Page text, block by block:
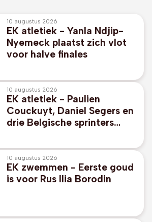
10 augustus 2026
EK atletiek - Yanla Ndjip-
Nyemeck plaatst zich vlot
voor halve finales
10 augustus 2026
EK atletiek - Paulien
Couckuyt, Daniel Segers en
drie Belgische sprinters
EK
10 augustus 2026
EK zwemmen - Eerste goud
is voor Rus Ilia Borodin